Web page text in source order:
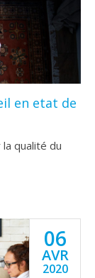
en etat de
qualité du
06
AVR
2020